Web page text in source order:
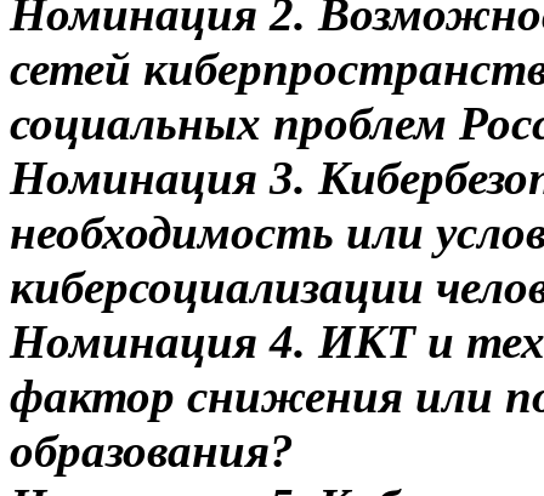
Номинация 2.
сетей
социальных проблем
Номинация 3.
необходимость или
киберсоциализации
Номинация 4. ИКТ и
фактор снижения или
образования?